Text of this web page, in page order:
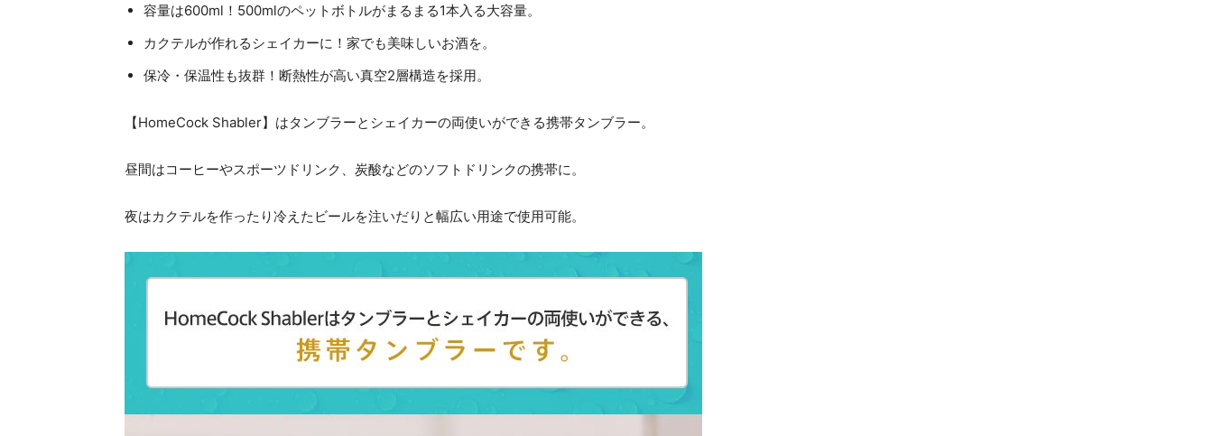
容量は600ml！500mlのペットボトルがまるまる1本入る大容量。
カクテルが作れるシェイカーに！家でも美味しいお酒を。
保冷・保温性も抜群！断熱性が高い真空2層構造を採用。
【HomeCock Shabler】はタンブラーとシェイカーの両使いができる携帯タンブラー。
昼間はコーヒーやスポーツドリンク、炭酸などのソフトドリンクの携帯に。
夜はカクテルを作ったり冷えたビールを注いだりと幅広い用途で使用可能。